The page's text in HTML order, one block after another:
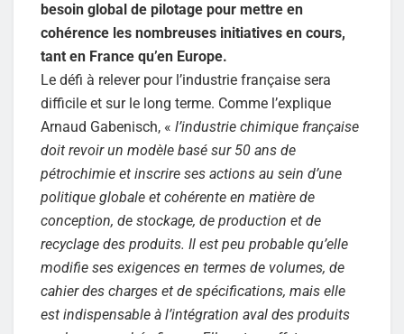
besoin global de pilotage pour mettre en
cohérence les nombreuses initiatives en cours,
tant en France qu’en Europe.
Le défi à relever pour l’industrie française sera
difficile et sur le long terme. Comme l’explique
Arnaud Gabenisch, « l’industrie chimique française
doit revoir un modèle basé sur 50 ans de
pétrochimie et inscrire ses actions au sein d’une
politique globale et cohérente en matière de
conception, de stockage, de production et de
recyclage des produits. Il est peu probable qu’elle
modifie ses exigences en termes de volumes, de
cahier des charges et de spécifications, mais elle
est indispensable à l’intégration aval des produits